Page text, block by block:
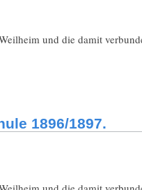
und die damit
1896/1897.